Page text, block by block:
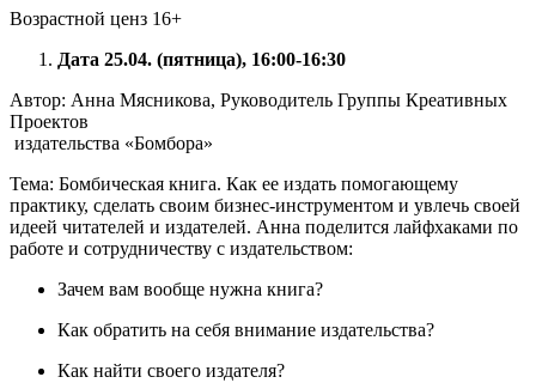
Возрастной ценз 16+
Дата 25.04. (пятница), 16:00-16:30
Автор: Анна Мясникова, Руководитель Группы Креативных
Проектов
издательства «Бомбора»
Тема: Бомбическая книга. Как ее издать помогающему
практику, сделать своим бизнес-инструментом и увлечь своей
идеей читателей и издателей. Анна поделится лайфхаками по
работе и сотрудничеству с издательством:
Зачем вам вообще нужна книга?
Как обратить на себя внимание издательства?
Как найти своего издателя?